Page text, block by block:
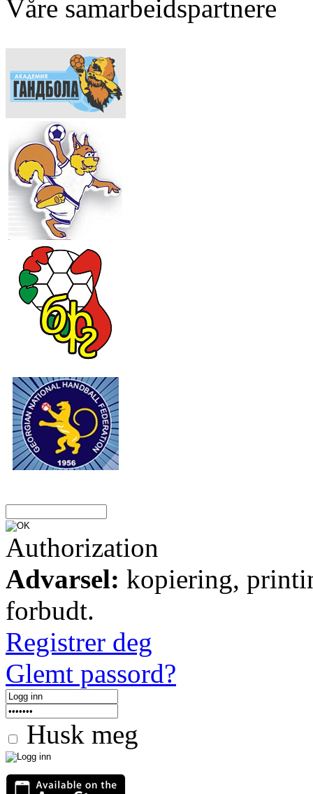
Våre samarbeidspartnere
Authorization
Advarsel: kopiering,
forbudt.
Registrer deg
Glemt passord?
Husk meg